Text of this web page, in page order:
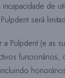
de
será
Pulpdent (e as